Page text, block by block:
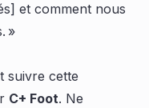
et comment nous
»
suivre cette
C+ Foot. Ne